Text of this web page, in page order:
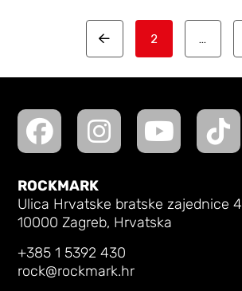
Prev 2 …
ROCKMARK
Ulica Hrvatske bratske zajednice 4
10000 Zagreb, Hrvatska
+385 1 5392 430
rock@rockmark.hr